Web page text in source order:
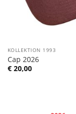
KOLLEKTION 1993
Cap 2026
€20,00